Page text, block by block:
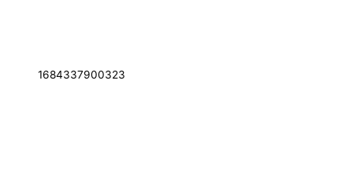
1684337900323